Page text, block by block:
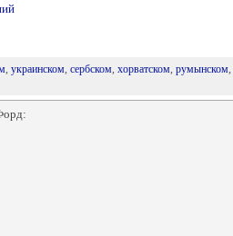
, украинском, сербском, хорватском, румынском,